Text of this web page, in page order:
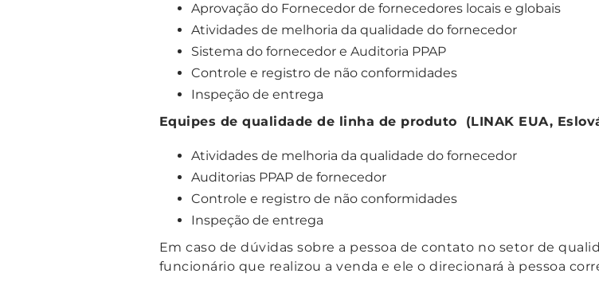
Aprovação do Fornecedor de fornecedores locais e globais
Atividades de melhoria da qualidade do fornecedor
Sistema do fornecedor e Auditoria PPAP
Controle e registro de não conformidades
Inspeção de entrega
Equipes de qualidade de linha de produto (LINAK EUA,
Atividades de melhoria da qualidade do fornecedor
Auditorias PPAP de fornecedor
Controle e registro de não conformidades
Inspeção de entrega
Em caso de dúvidas sobre a pessoa de contato no setor de
funcionário que realizou a venda e ele o direcionará à pessoa